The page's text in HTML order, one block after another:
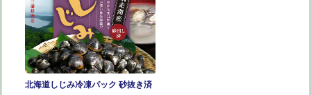
北海道しじみ冷凍パック 砂抜き済